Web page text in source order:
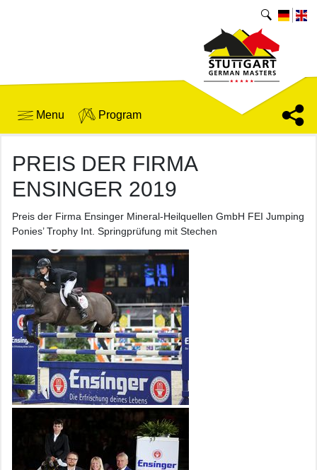
Menu Program
PREIS DER FIRMA
ENSINGER 2019
Preis der Firma Ensinger Mineral-Heilquellen GmbH FEI Jumping
Ponies’ Trophy Int. Springprüfung mit Stechen